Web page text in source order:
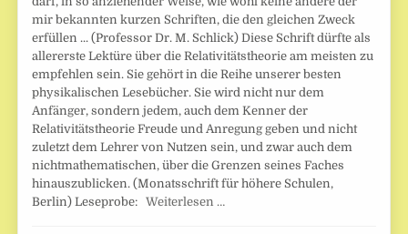
mir bekannten kurzen Schriften, die den gleichen Zweck
erfüllen ... (Professor Dr. M. Schlick) Diese Schrift dürfte als
allererste Lektüre über die Relativitätstheorie am meisten zu
empfehlen sein. Sie gehört in die Reihe unserer besten
physikalischen Lesebücher. Sie wird nicht nur dem
Anfänger, sondern jedem, auch dem Kenner der
Relativitätstheorie Freude und Anregung geben und nicht
zuletzt dem Lehrer von Nutzen sein, und zwar auch dem
nichtmathematischen, über die Grenzen seines Faches
hinauszublicken. (Monatsschrift für höhere Schulen,
Berlin) Leseprobe:Weiterlesen …